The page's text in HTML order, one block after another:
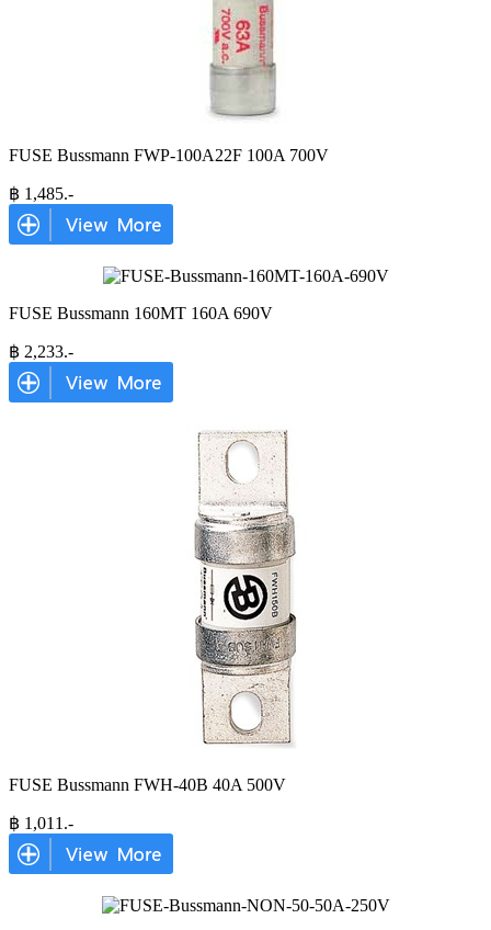
FUSE Bussmann FWP-100A22F 100A 700V
฿ 1,485.-
FUSE Bussmann 160MT 160A 690V
฿ 2,233.-
FUSE Bussmann FWH-40B 40A 500V
฿ 1,011 .-